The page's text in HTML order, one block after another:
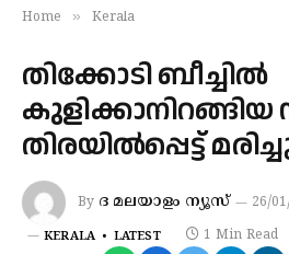
Home » Kerala
തിക്കോടി ബീച്ചില്‍
കുളിക്കാനിറങ്ങിയ
തിരയില്‍പ്പെട്ട്
By ദ മലയാളം ന്യൂസ് 26/
KERALA LATEST 1 Min Read